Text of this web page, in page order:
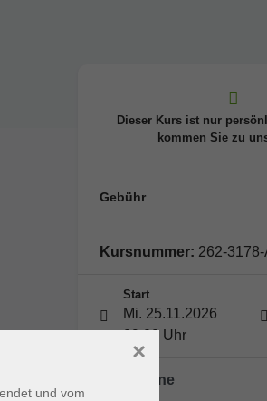
Dieser Kurs ist nur
kommen Sie zu
Gebühr
Kursnummer: 262-3178-
Start
Mi. 25.11.2026
09:00 Uhr
25 Termine
und vom
×